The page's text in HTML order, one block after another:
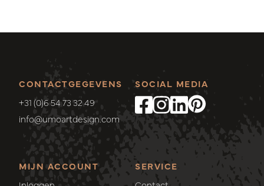
CONTACTGEGEVENS
+31 (0)6 54 73 32 49
info@umoartdesign.com
MIJN ACCOUNT
SERVICE
SOCIAL MEDIA